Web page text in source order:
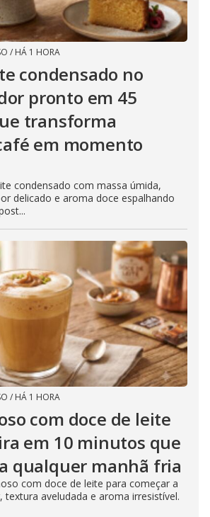
/ HÁ 1 HORA
condensado no
pronto em 45
transforma
em momento
condensado com massa úmida,
delicado e aroma doce espalhando
/ HÁ 1 HORA
com doce de leite
em 10 minutos que
qualquer manhã fria
com doce de leite para começar a
textura aveludada e aroma irresistível.